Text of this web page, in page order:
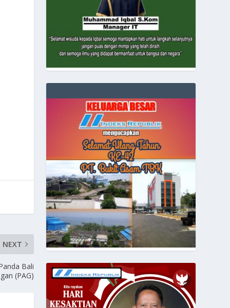
NEXT
Bali
(PAG)